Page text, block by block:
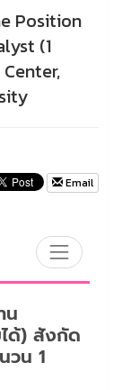
Position
(1
Email